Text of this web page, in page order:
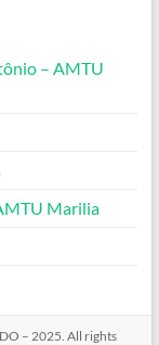
– AMTU
Marilia
– 2025. All rights